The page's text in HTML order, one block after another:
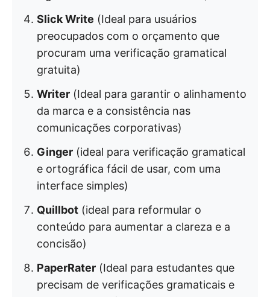
Slick Write (Ideal para usuários
preocupados com o orçamento que
procuram uma verificação gramatical
gratuita)
Writer (Ideal para garantir o alinhamento
da marca e a consistência nas
comunicações corporativas)
Ginger (ideal para verificação gramatical
e ortográfica fácil de usar, com uma
interface simples)
Quillbot (ideal para reformular o
conteúdo para aumentar a clareza e a
concisão)
PaperRater (Ideal para estudantes que
precisam de verificações gramaticais e